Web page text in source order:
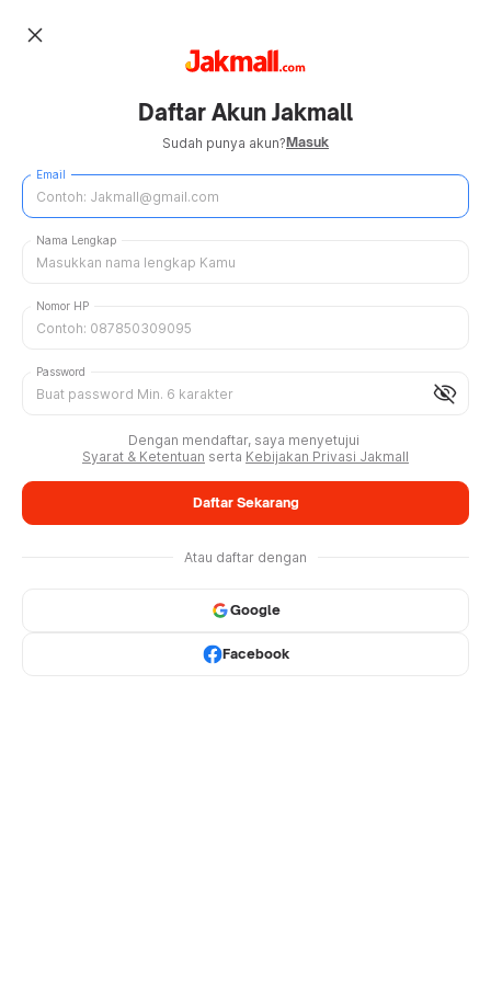
close
Daftar Akun Jakmall
Sudah punya akun?Masuk
Email
Nama Lengkap
Nomor HP
visibility_off
Password
Dengan mendaftar, saya menyetujui
Syarat & Ketentuan serta Kebijakan Privasi Jakmall
Daftar Sekarang
Atau daftar dengan
Google
Facebook